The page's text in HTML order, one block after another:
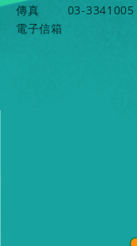
傳真
03-3341005
電子信箱